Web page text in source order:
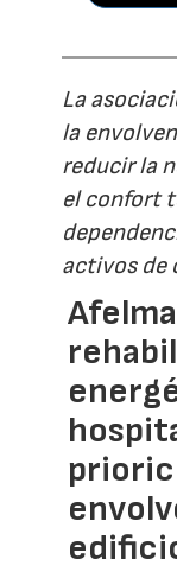
La
la
reducir la
el confort
activos de